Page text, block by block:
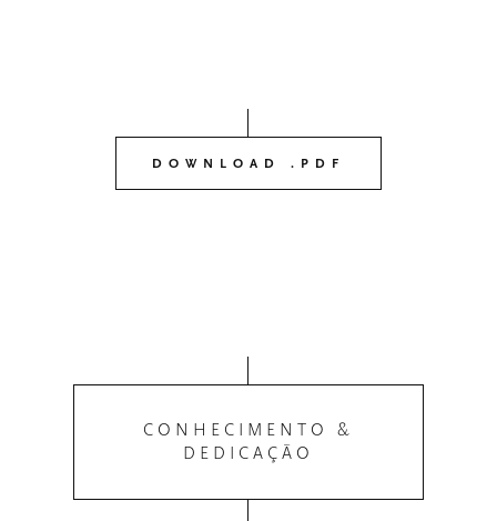
DOWNLOAD .PDF
CONHECIMENTO &
DEDICAÇÃO